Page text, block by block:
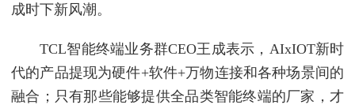
成时下新风潮。
TCL智能终端业务群CEO王成表示，AIxIOT新时
代的产品提现为硬件+软件+万物连接和各种场景间的
融合；只有那些能够提供全品类智能终端的厂家，才